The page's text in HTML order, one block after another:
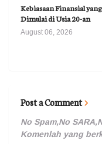
Kebiasaan Finansial
Dimulai di Usia 20-an
August 06, 2026
Post a Comment
No Spam,No
Komenlah yang